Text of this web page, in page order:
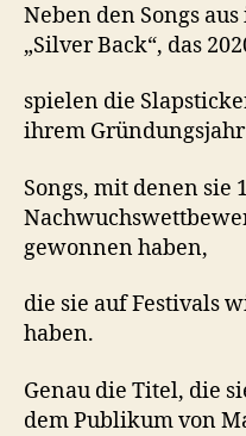
Neben den Songs
„Silver Back“, das
spielen die
ihrem Gründungsjahr
Songs, mit denen sie
gewonnen haben,
die sie auf Festivals
haben.
Genau die Titel, die
dem Publikum von